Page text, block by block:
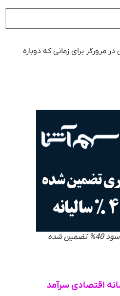
مرورگر برای زمانی که دوباره
شده
اقتصادی سرآمد